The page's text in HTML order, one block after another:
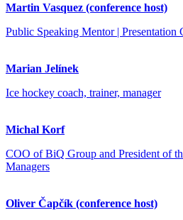
Martin Vasquez (conference host)
Public Speaking Mentor |
Marian Jelínek
Ice hockey coach, trainer, manager
Michal Korf
COO of BiQ Group and President of
Managers
Oliver Čapčík (conference host)